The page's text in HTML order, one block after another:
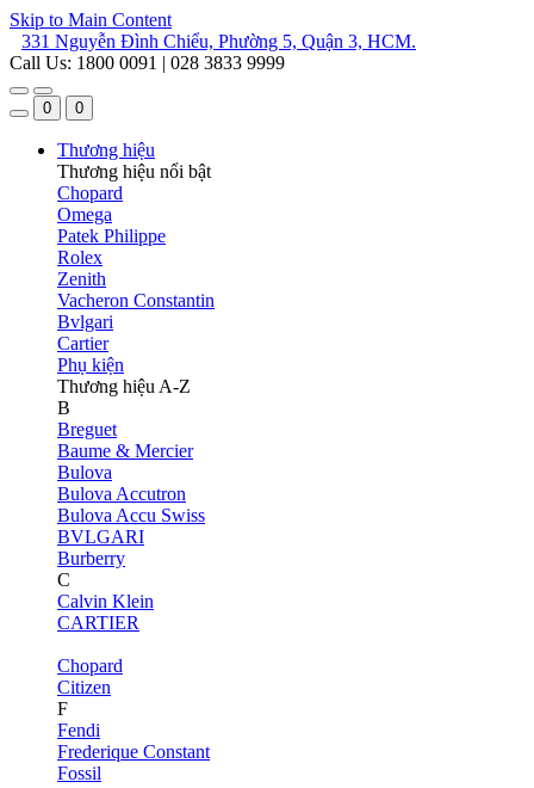
Skip to Main Content
331 Nguyễn Đình Chiểu, Phường 5, Quận 3, HCM.
Call Us: 1800 0091 | 028 3833 9999
0 0
Thương hiệu
Thương hiệu nổi bật
Chopard
Omega
Patek Philippe
Rolex
Zenith
Vacheron Constantin
Bvlgari
Cartier
Phụ kiện
Thương hiệu A-Z
B
Breguet
Baume & Mercier
Bulova
Bulova Accutron
Bulova Accu Swiss
BVLGARI
Burberry
C
Calvin Klein
CARTIER
Chopard
Citizen
F
Fendi
Frederique Constant
Fossil